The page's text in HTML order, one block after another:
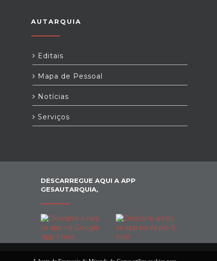
AUTARQUIA
Editais
Mapa de Pessoal
Notícias
Serviços
DESCARREGUE AQUI A APP
GESAUTARQUIA,